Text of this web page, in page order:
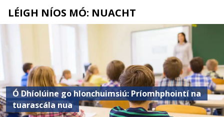
LÉIGH NÍOS MÓ: NUACHT
Ó Dhíolúine go hIonchuimsiú: Príomhphointí na
tuarascála nua